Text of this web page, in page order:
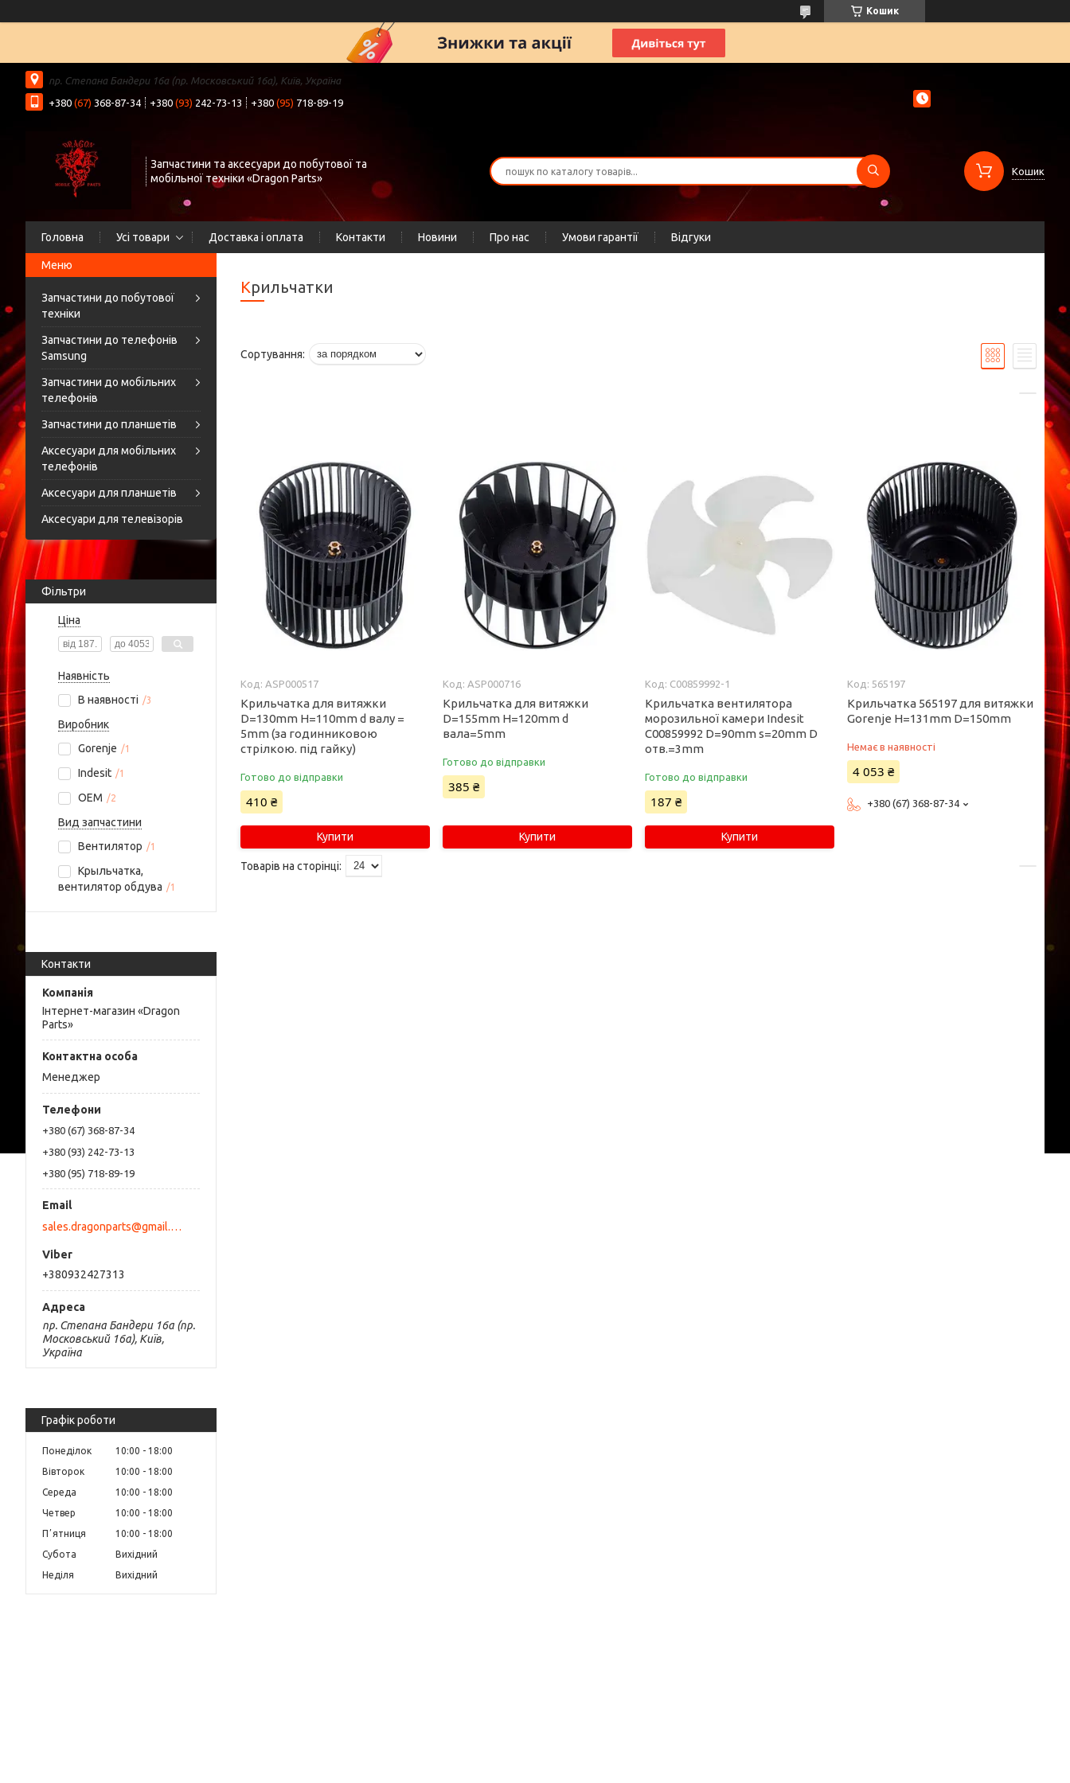
Кошик
пр. Степана Бандери 16а (пр. Московський 16а), Київ, Україна
+380 (67) 368-87-34 +380 (93) 242-73-13 +380 (95) 718-89-19
Запчастини та аксесуари до побутової та
мобільної техніки «Dragon Parts»
Кошик
Головна Усі товари Доставка і оплата Контакти Новини Про нас Умови гарантії Відгуки
Запчастини до побутової
техніки
Запчастини до телефонів
Samsung
Запчастини до мобільних
телефонів
Запчастини до планшетів
Аксесуари для мобільних
телефонів
Аксесуари для планшетів
Аксесуари для телевізорів
Фільтри
Ціна
Наявність
В наявності
3
Виробник
Gorenje
1
Indesit 1
OEM 2
Вид запчастини
Вентилятор
1
Крыльчатка,
вентилятор обдува
1
Контакти
Інтернет-магазин «Dragon
Parts»
Менеджер
+380 (67) 368-87-34
+380 (93) 242-73-13
+380 (95) 718-89-19
sales.dragonparts@gmail.com
+380932427313
пр. Степана Бандери 16а (пр.
Московський 16а), Київ,
Україна
Графік роботи
Понеділок 10:00
18:00
Вівторок
10:00
18:00
Середа
10:00
18:00
Четвер
10:00
18:00
Пʼятниця
10:00
18:00
Субота
Вихідний
Неділя
Вихідний
Крильчатки
ASP000517
Крильчатка для витяжки
D=130mm H=110mm d валу =
5mm (за годинниковою
стрілкою. під гайку)
Готово до відправки
410 ₴
Купити
ASP000716
Крильчатка для витяжки
D=155mm H=120mm d
вала=5mm
Готово до відправки
385 ₴
Купити
C00859992-1
Крильчатка вентилятора
морозильної камери Indesit
C00859992 D=90mm s=20mm D
отв.=3mm
Готово до відправки
187 ₴
Купити
565197
Крильчатка 565197 для витяжки
Gorenje H=131mm D=150mm
Немає в наявності
4 053 ₴
+380 (67) 368-87-34